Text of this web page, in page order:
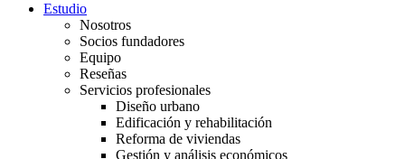
Estudio
Nosotros
Socios fundadores
Equipo
Reseñas
Servicios profesionales
Diseño urbano
Edificación y rehabilitación
Reforma de viviendas
Gestión y análisis económicos